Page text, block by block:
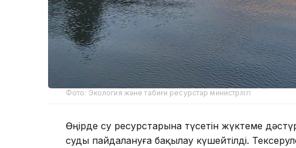
Фото: Экология және табиғи ресурстар министрлігі
Өңірде су ресурстарына түсетін жүктеме
суды пайдалануға бақылау күшейтілді.